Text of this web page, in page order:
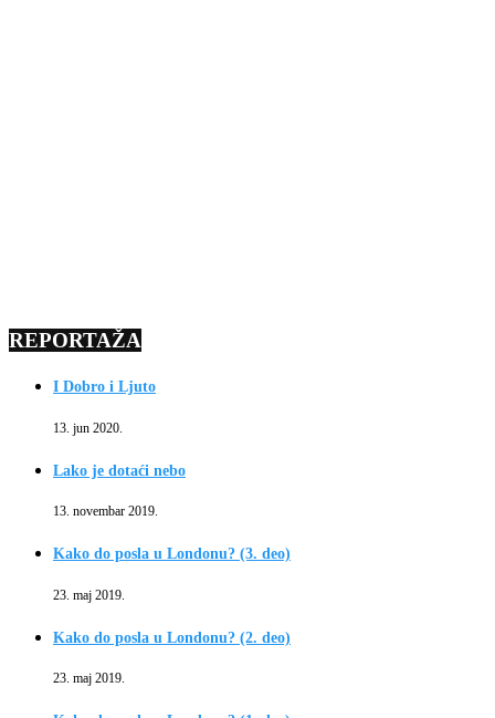
REPORTAŽA
I Dobro i Ljuto
13. jun 2020.
Lako je dotaći nebo
13. novembar 2019.
Kako do posla u Londonu? (3. deo)
23. maj 2019.
Kako do posla u Londonu? (2. deo)
23. maj 2019.